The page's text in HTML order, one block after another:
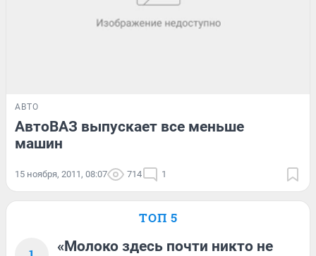
АВТО
АвтоВАЗ выпускает все меньше
машин
15 ноября, 2011, 08:07 714 1
ТОП 5
«Молоко здесь почти никто не